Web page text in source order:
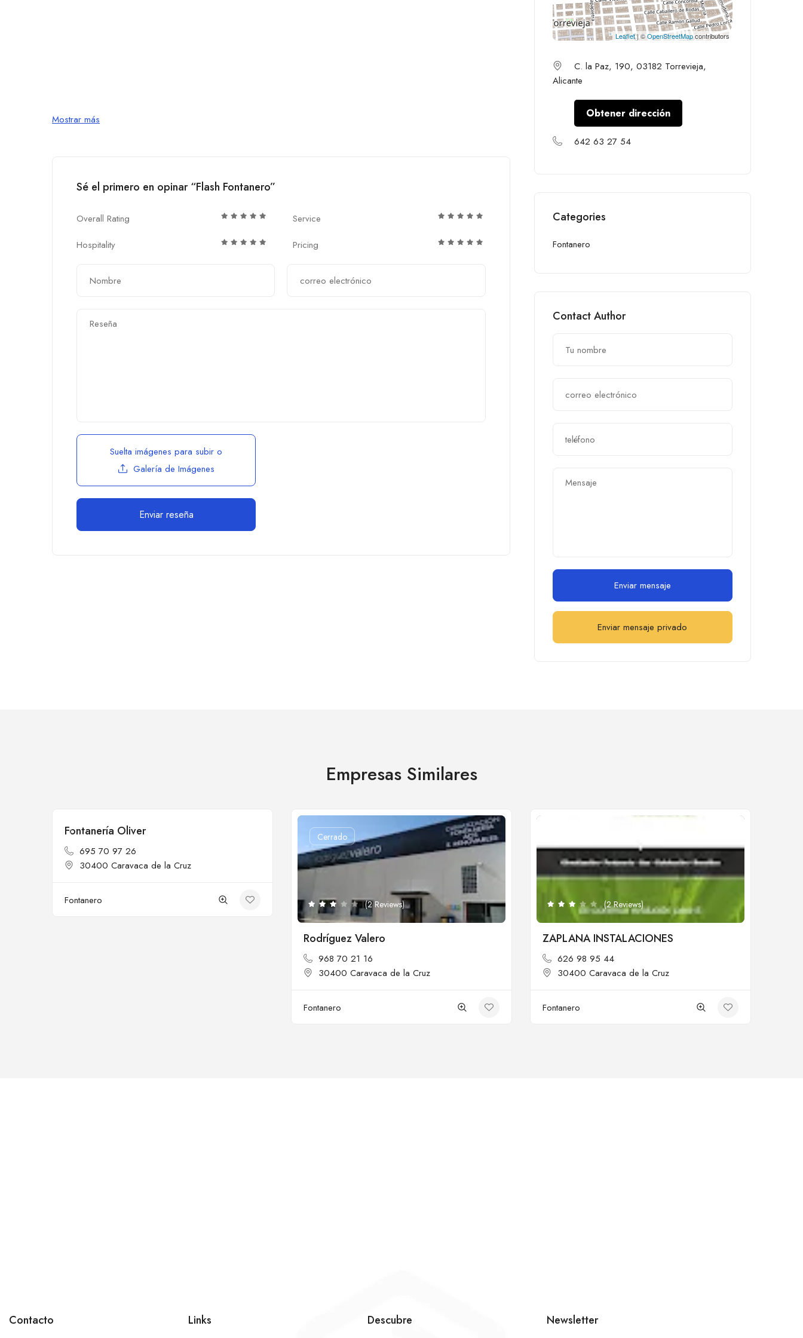
Mostrar más
Sé el primero en opinar “Flash Fontanero”
Overall Rating
Service
Hospitality
Pricing
Suelta imágenes para subir o
Galería de Imágenes
Leaflet| ©OpenStreetMapcontributors
C. la Paz, 190, 03182 Torrevieja,
Alicante
Obtener dirección
642 63 27 54
Categories
Fontanero
Contact Author
Enviar mensaje
Enviar mensaje privado
Empresas Similares
Cerrado
Fontanería Oliver
695 70 97 26
30400 Caravaca de la Cruz
Fontanero
Cerrado
(2 Reviews)
Rodríguez Valero
968 70 21 16
30400 Caravaca de la Cruz
Fontanero
(2 Reviews)
ZAPLANA INSTALACIONES
626 98 95 44
30400 Caravaca de la Cruz
Fontanero
Contacto Links Descubre Newsletter